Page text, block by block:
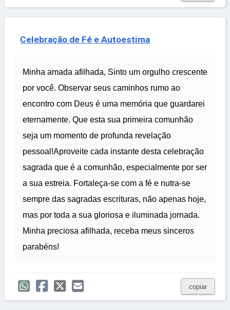
Celebração de Fé e Autoestima
Minha amada afilhada, Sinto um orgulho crescente
por você. Observar seus caminhos rumo ao
encontro com Deus é uma memória que guardarei
eternamente. Que esta sua primeira comunhão
seja um momento de profunda revelação
pessoal!Aproveite cada instante desta celebração
sagrada que é a comunhão, especialmente por ser
a sua estreia. Fortaleça-se com a fé e nutra-se
sempre das sagradas escrituras, não apenas hoje,
mas por toda a sua gloriosa e iluminada jornada.
Minha preciosa afilhada, receba meus sinceros
parabéns!
copiar